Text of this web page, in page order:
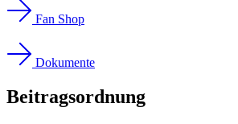
Fan Shop
Dokumente
Beitragsordnung